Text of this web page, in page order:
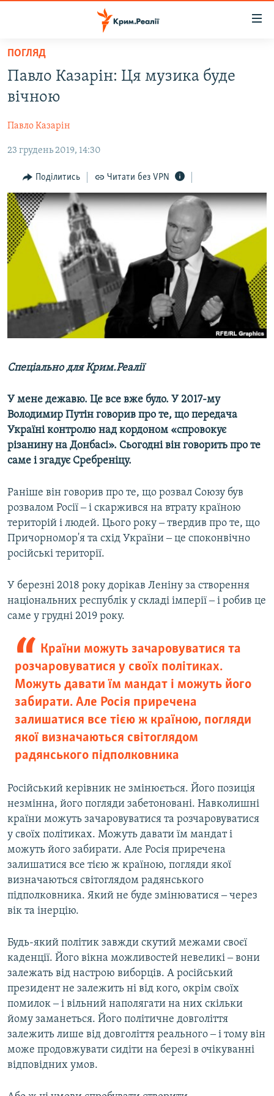
Перейти
основного
матеріалу
до
навігації
Перейти
пошуку
ПОЛІТИКА
БЛОГИ
ПОГЛЯД
ІНТЕРВ'Ю
ВСЕ ЗА ДЕНЬ
СПЕЦПРОЕКТИ
ДЕПОРТАЦІЯ
ВІДЕОУРОКИ «ELIFBE»
СВІДЧЕННЯ ОКУПАЦІЇ
УКРАЇНСЬКА ПРОБЛЕМА КРИМУ
ЯК ОБІЙТИ БЛОКУВАННЯ
Qırımtatar
Усі сайти RFE/RL
ПОГЛЯД
Павло Казарін: Ця музика буде
вічною
Павло Казарін
23 грудень 2019, 14:30
Поділитись Читати без VPN
Спеціально для Крим.Реалії
У мене дежавю. Це все вже було. У 2017-му
Володимир Путін говорив про те, що передача
Україні контролю над кордоном «спровокує
різанину на Донбасі». Сьогодні він говорить про те
саме і згадує Сребреніцу.
Раніше він говорив про те, що розвал Союзу був
розвалом Росії ‒ і скаржився на втрату країною
територій і людей. Цього року ‒ твердив про те, що
Причорномор'я та схід України ‒ це споконвічно
російські території.
У березні 2018 року дорікав Леніну за створення
національних республік у складі імперії ‒ і робив це
саме у грудні 2019 року.
Країни можуть зачаровуватися та
розчаровуватися у своїх політиках.
Можуть давати їм мандат і можуть його
забирати. Але Росія приречена
залишатися все тією ж країною, погляди
якої визначаються світоглядом
радянського підполковника
Російський керівник не змінюється. Його позиція
незмінна, його погляди забетоновані. Навколишні
країни можуть зачаровуватися та розчаровуватися
у своїх політиках. Можуть давати їм мандат і
можуть його забирати. Але Росія приречена
залишатися все тією ж країною, погляди якої
визначаються світоглядом радянського
підполковника. Який не буде змінюватися ‒ через
вік та інерцію.
Будь-який політик завжди скутий межами своєї
каденції. Його вікна можливостей невеликі ‒ вони
залежать від настрою виборців. А російський
президент не залежить ні від кого, окрім своїх
помилок ‒ і вільний наполягати на них скільки
йому заманеться. Його політичне довголіття
залежить лише від довголіття реального ‒ і тому він
може продовжувати сидіти на березі в очікуванні
відповідних умов.